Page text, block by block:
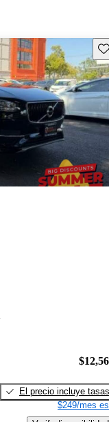
El precio incluye tasas
$249/mes